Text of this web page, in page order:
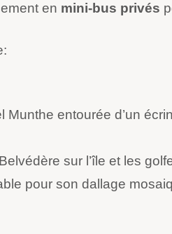
en mini-bus privés
Munthe entourée d’un
sur l’île et les
pour son dallage